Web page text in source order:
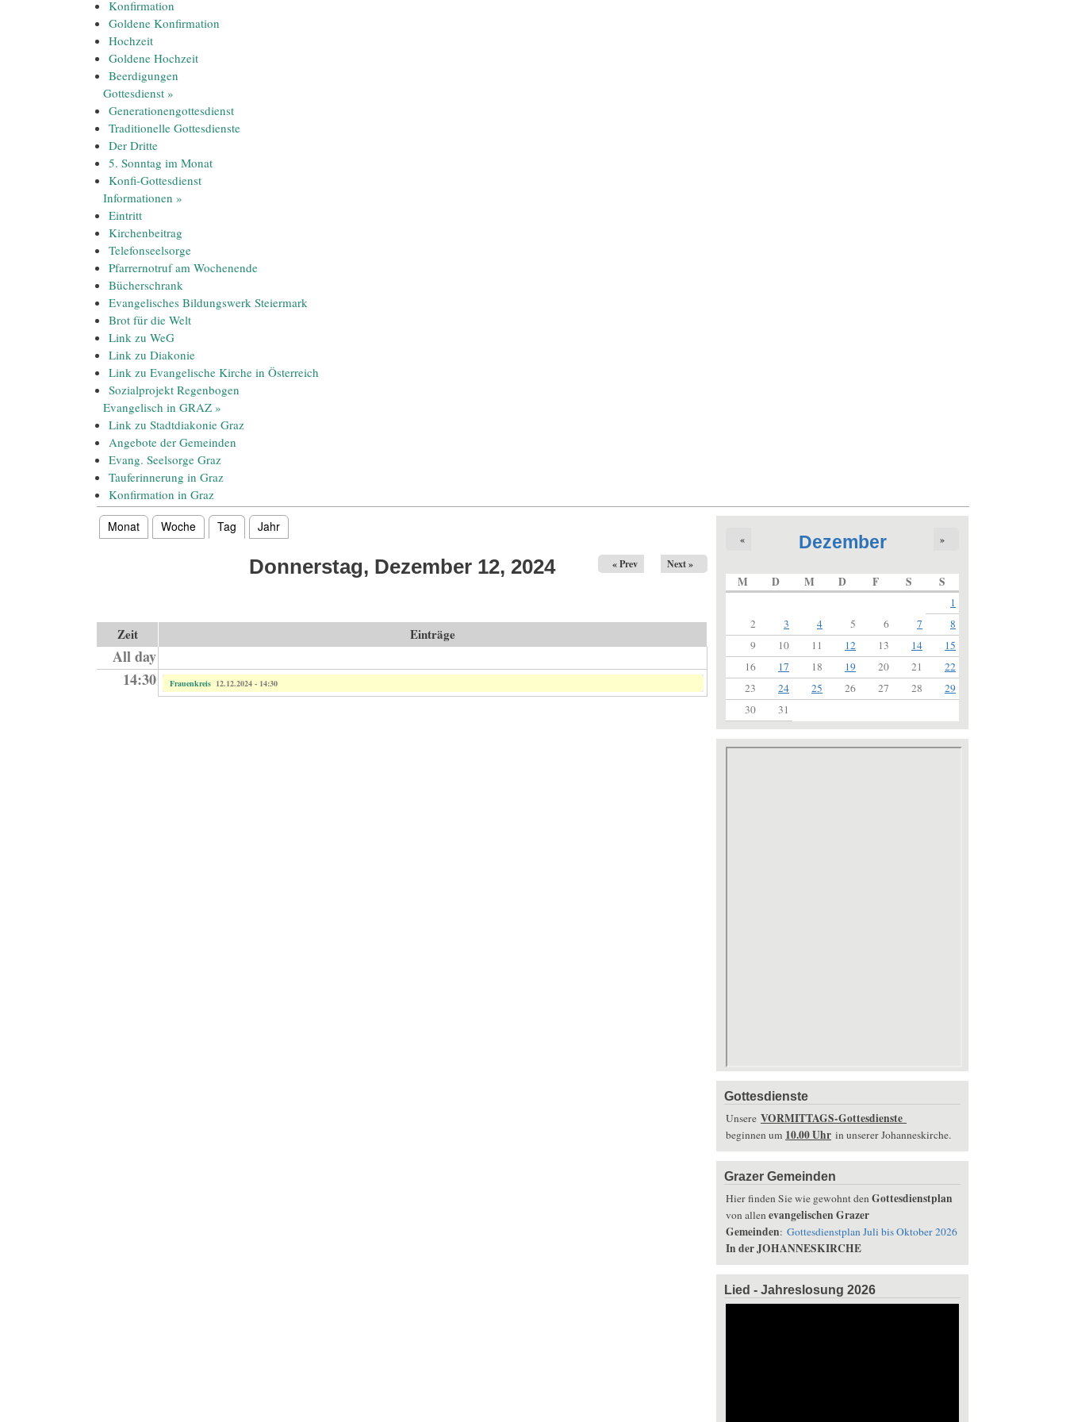
Konfirmation
Goldene Konfirmation
Hochzeit
Goldene Hochzeit
Beerdigungen
Gottesdienst»
Generationengottesdienst
Traditionelle Gottesdienste
Der Dritte
5. Sonntag im Monat
Konfi-Gottesdienst
Informationen »
Eintritt
Kirchenbeitrag
Telefonseelsorge
Pfarrernotruf am Wochenende
Bücherschrank
Evangelisches Bildungswerk Steiermark
Brot für die Welt
Link zu WeG
Link zu Diakonie
Link zu Evangelische Kirche in Österreich
Sozialprojekt Regenbogen
Evangelisch in GRAZ»
Link zu Stadtdiakonie Graz
Angebote der Gemeinden
Evang. Seelsorge Graz
Tauferinnerung in Graz
Konfirmation in Graz
Haupt-Reiter
Monat Woche Tag (aktiver Reiter)
Jahr
Donnerstag, Dezember 12, 2024 « Prev Next »
Zeit Einträge
All day
14:30
Frauenkreis 12.12.2024 - 14:30
Dezember
« »
M D M D F S S
1
2
3 4 5 6 7
8
9
10 11 12 13 14
15
16
17 18 19 20 21
22
23
24 25 26 27 28
29
30
31
Gottesdienste
Unsere VORMITTAGS-Gottesdienste
beginnen um 10.00 Uhr in unserer Johanneskirche.
Grazer Gemeinden
Hier finden Sie wie gewohnt denGottesdienstplan
von allenevangelischen Grazer
Gemeinden: Gottesdienstplan Juli bis Oktober 2026
In der JOHANNESKIRCHE
Lied - Jahreslosung 2026